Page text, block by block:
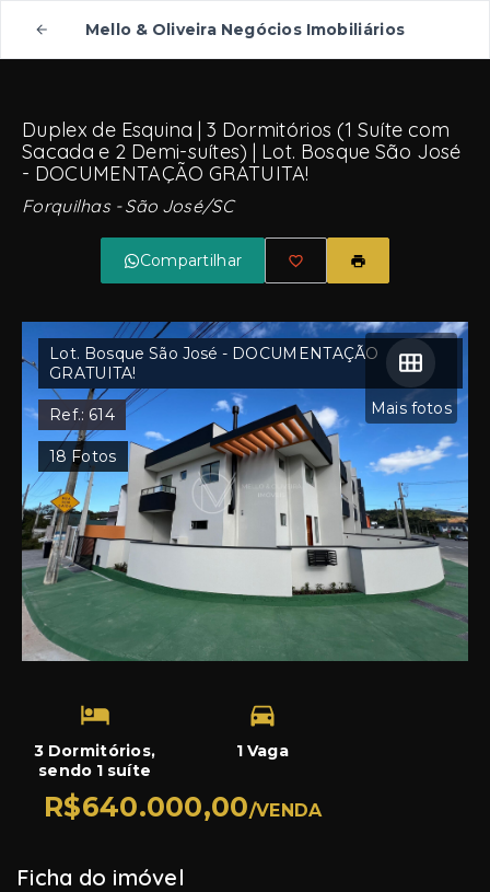
Mello & Oliveira Negócios Imobiliários
Duplex de Esquina | 3 Dormitórios (1 Suíte com
Sacada e 2 Demi-suítes) | Lot. Bosque São José
- DOCUMENTAÇÃO GRATUITA!
Forquilhas - São José/SC
Compartilhar
Mais fotos
Lot. Bosque São José - DOCUMENTAÇÃO
GRATUITA!
Ref.: 614
18 Fotos
3 Dormitórios,
sendo 1 suíte
1 Vaga
R$640.000,00/VENDA
Ficha do imóvel